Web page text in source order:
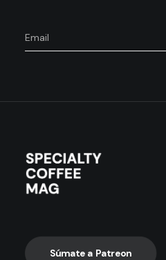
Súmate a Patreon